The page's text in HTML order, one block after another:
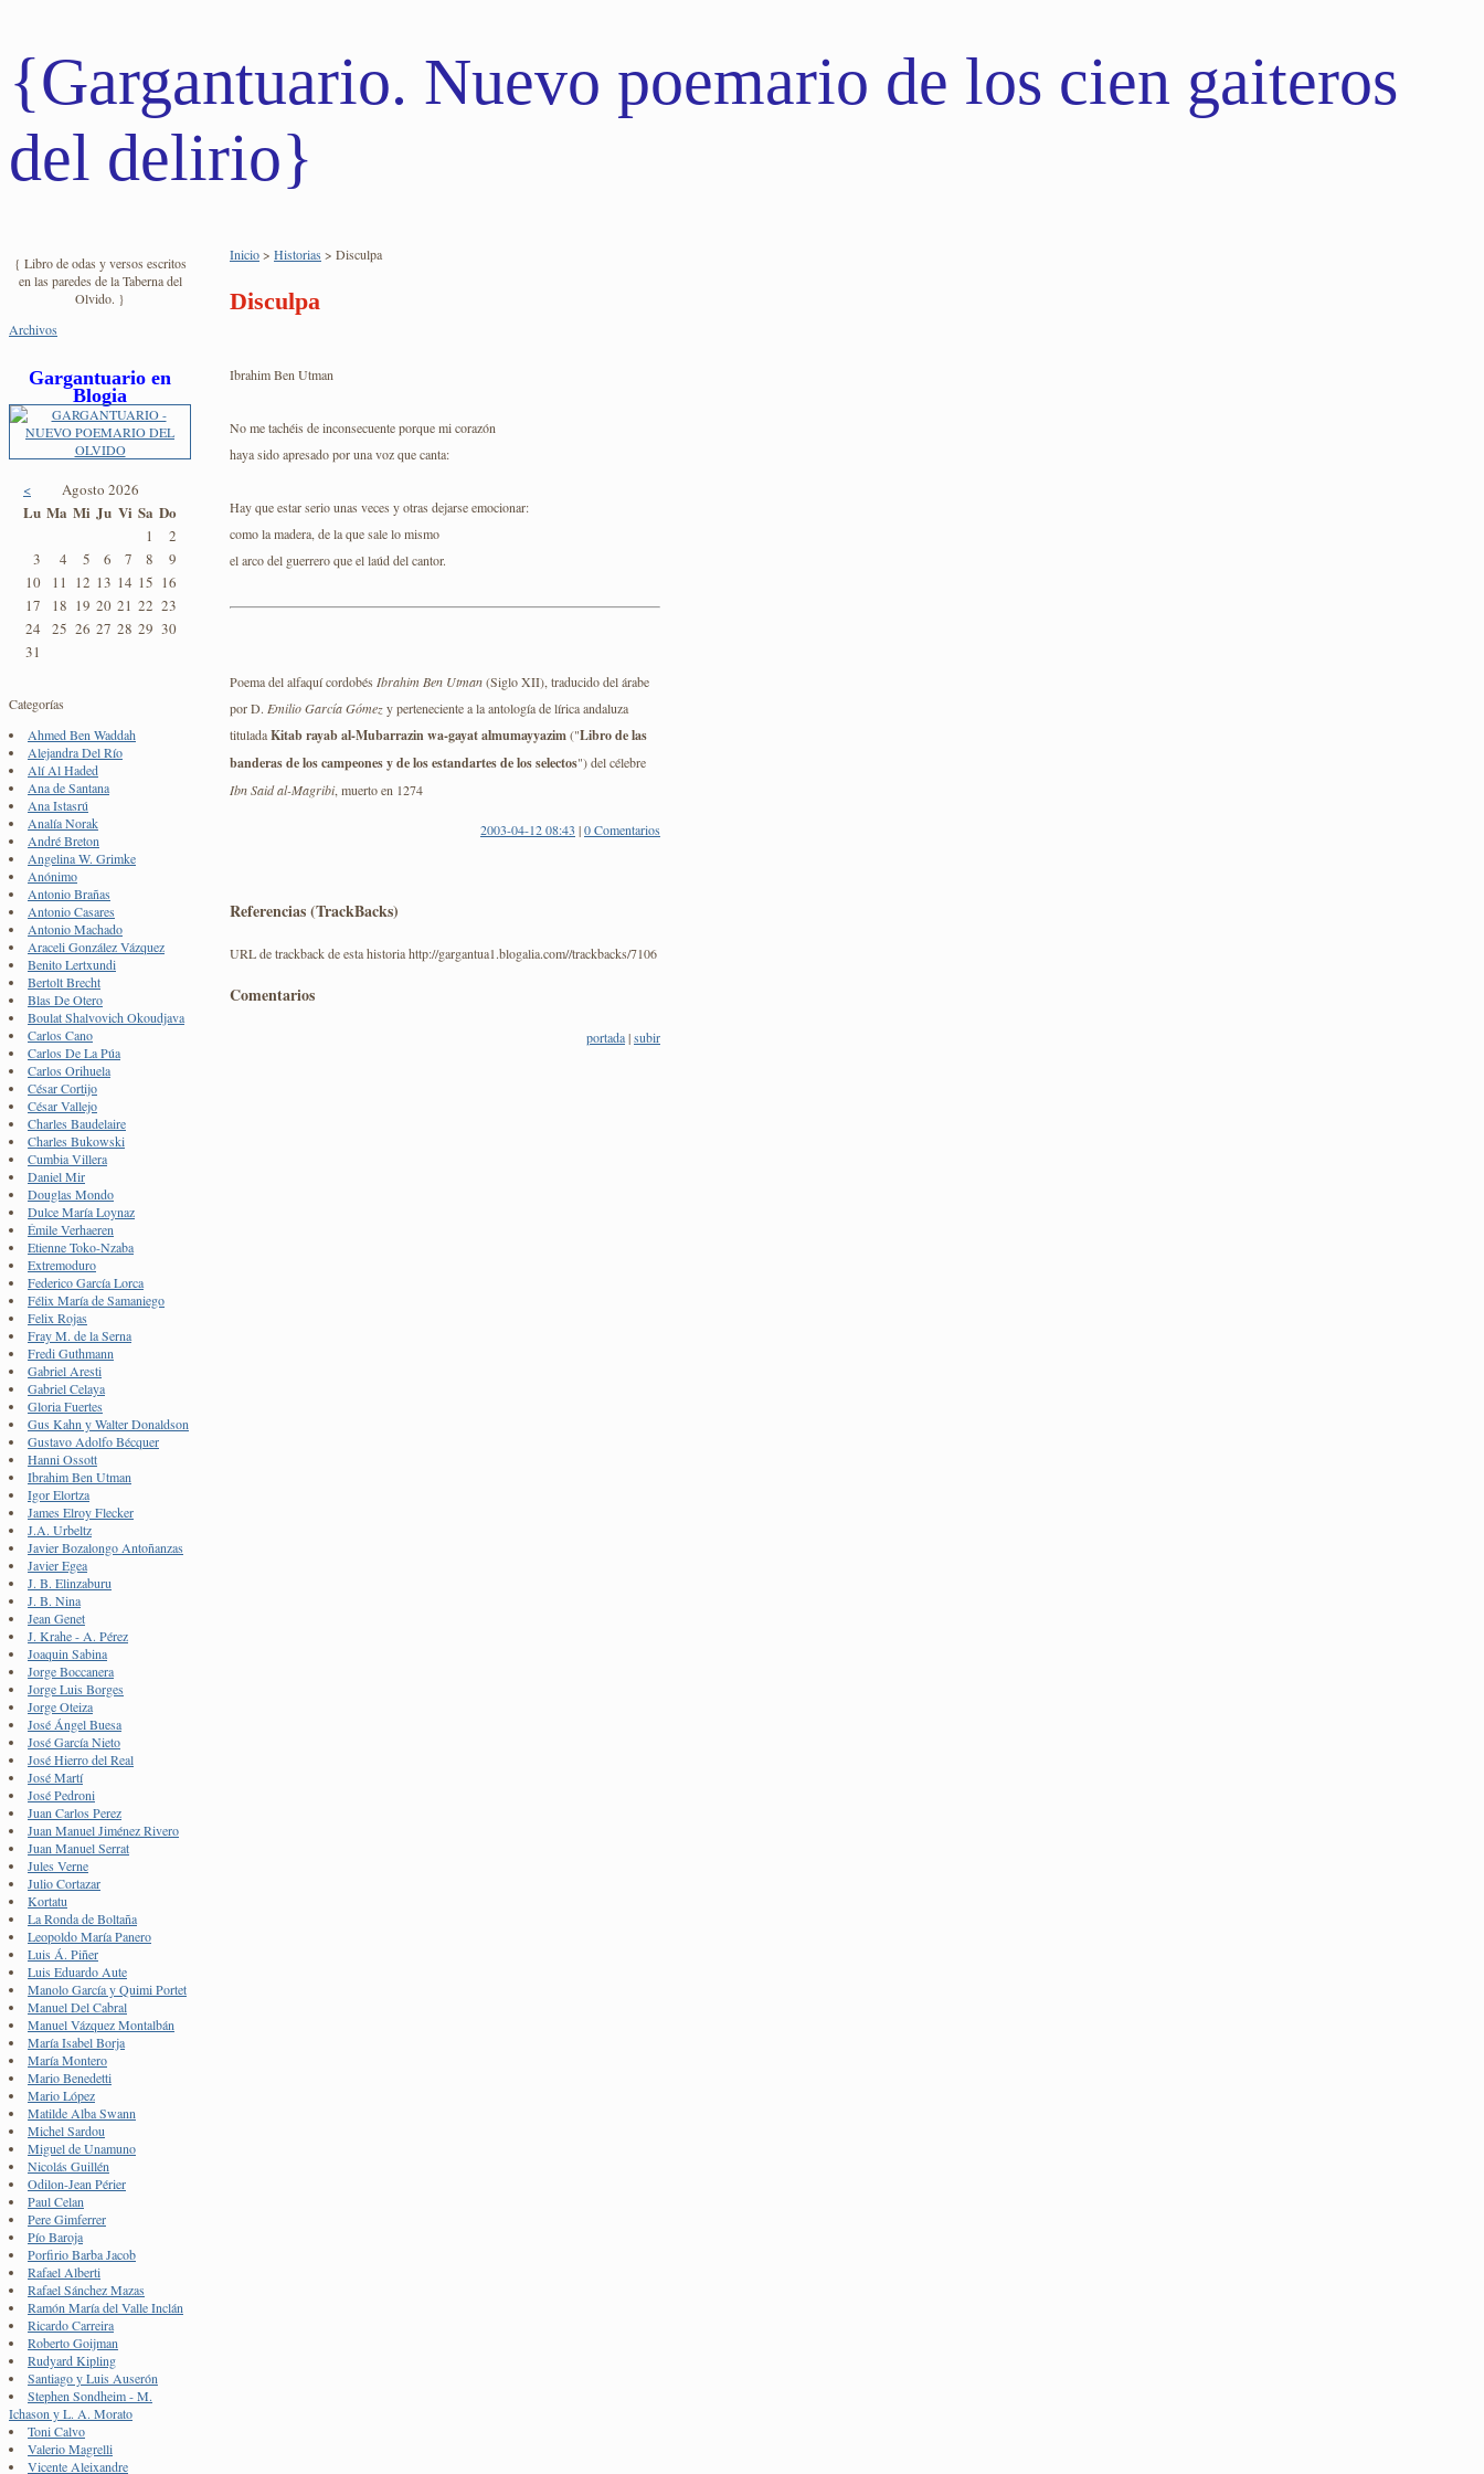
{Gargantuario. Nuevo poemario de los cien gaiteros
del delirio}
{ Libro de odas y versos escritos
en las paredes de la Taberna del
Olvido. }
Archivos
Gargantuario en
Blogia
< Agosto 2026
Lu Ma Mi Ju Vi Sa Do
1
2
3
4 5 6 7 8
9
10
11 12 13 14 15 16
17
18 19 20 21 22 23
24
25 26 27 28 29 30
31
Categorías
Ahmed Ben Waddah
Alejandra Del Río
Alí Al Haded
Ana de Santana
Ana Istasrú
Analía Norak
André Breton
Angelina W. Grimke
Anónimo
Antonio Brañas
Antonio Casares
Antonio Machado
Araceli González Vázquez
Benito Lertxundi
Bertolt Brecht
Blas De Otero
Boulat Shalvovich Okoudjava
Carlos Cano
Carlos De La Púa
Carlos Orihuela
César Cortijo
César Vallejo
Charles Baudelaire
Charles Bukowski
Cumbia Villera
Daniel Mir
Douglas Mondo
Dulce María Loynaz
Émile Verhaeren
Etienne Toko-Nzaba
Extremoduro
Federico García Lorca
Félix María de Samaniego
Felix Rojas
Fray M. de la Serna
Fredi Guthmann
Gabriel Aresti
Gabriel Celaya
Gloria Fuertes
Gus Kahn y Walter Donaldson
Gustavo Adolfo Bécquer
Hanni Ossott
Ibrahim Ben Utman
Igor Elortza
James Elroy Flecker
J.A. Urbeltz
Javier Bozalongo Antoñanzas
Javier Egea
J. B. Elinzaburu
J. B. Nina
Jean Genet
J. Krahe - A. Pérez
Joaquin Sabina
Jorge Boccanera
Jorge Luis Borges
Jorge Oteiza
José Ángel Buesa
José García Nieto
José Hierro del Real
José Martí
José Pedroni
Juan Carlos Perez
Juan Manuel Jiménez Rivero
Juan Manuel Serrat
Jules Verne
Julio Cortazar
Kortatu
La Ronda de Boltaña
Leopoldo María Panero
Luis Á. Piñer
Luis Eduardo Aute
Manolo García y Quimi Portet
Manuel Del Cabral
Manuel Vázquez Montalbán
María Isabel Borja
María Montero
Mario Benedetti
Mario López
Matilde Alba Swann
Michel Sardou
Miguel de Unamuno
Nicolás Guillén
Odilon-Jean Périer
Paul Celan
Pere Gimferrer
Pío Baroja
Porfirio Barba Jacob
Rafael Alberti
Rafael Sánchez Mazas
Ramón María del Valle Inclán
Ricardo Carreira
Roberto Goijman
Rudyard Kipling
Santiago y Luis Auserón
Stephen Sondheim - M.
Ichason y L. A. Morato
Toni Calvo
Valerio Magrelli
Vicente Aleixandre
Inicio> Historias > Disculpa
Disculpa
Ibrahim Ben Utman
No me tachéis de inconsecuente porque mi corazón
haya sido apresado por una voz que canta:
Hay que estar serio unas veces y otras dejarse emocionar:
como la madera, de la que sale lo mismo
el arco del guerrero que el laúd del cantor.
Poema del alfaquí cordobés Ibrahim Ben Utman(Siglo XII), traducido del árabe
por D. Emilio García Gómezy perteneciente a la antología de lírica andaluza
tituladaKitab rayab al-Mubarrazin wa-gayat almumayyazim("Libro de las
banderas de los campeones y de los estandartes de los selectos") del célebre
Ibn Said al-Magribi, muerto en 1274
2003-04-12 08:43 |0 Comentarios
Referencias (TrackBacks)
URL de trackback de esta historia http://gargantua1.blogalia.com//trackbacks/7106
Comentarios
portada|subir